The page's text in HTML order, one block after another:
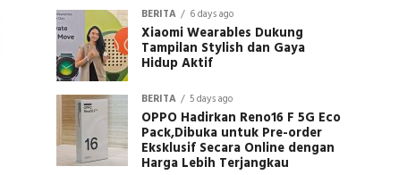
BERITA 6 days ago
Xiaomi Wearables Dukung
Tampilan Stylish dan Gaya
Hidup Aktif
BERITA 5 days ago
OPPO Hadirkan Reno16 F 5G Eco
Pack,Dibuka untuk Pre-order
Eksklusif Secara Online dengan
Harga Lebih Terjangkau